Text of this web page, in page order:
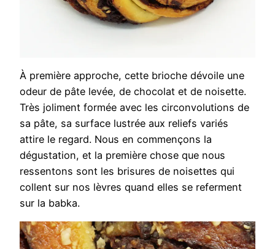
À première approche, cette brioche dévoile une
odeur de pâte levée, de chocolat et de noisette.
Très joliment formée avec les circonvolutions de
sa pâte, sa surface lustrée aux reliefs variés
attire le regard. Nous en commençons la
dégustation, et la première chose que nous
ressentons sont les brisures de noisettes qui
collent sur nos lèvres quand elles se referment
sur la babka.